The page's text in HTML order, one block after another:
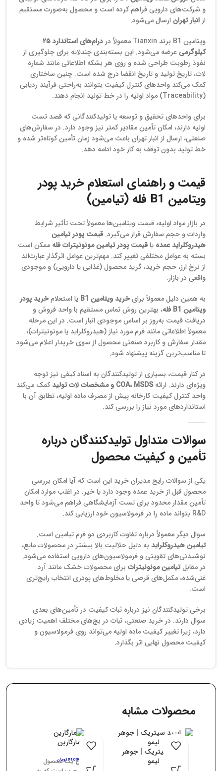
و شرکت‌های دارویی فراهم کرده است و محصول به‌صورت مستقیم
از انبار تهران ارسال می‌شود.
ویتامین B1 برند Tianxin معمولاً در
درام‌های استاندارد ۲۵
کیلوگرمیعرضه می‌شود. این بسته‌بندی چندلایه برای جلوگیری از
نفوذ رطوبت طراحی شده و روی هر بشکه اطلاعاتی مانند شماره
لات، تاریخ تولید و تاریخ انقضا درج شده است. چنین ساختاری
کمک می‌کند واحدهای کنترل کیفیت بتوانند به‌راحتی فرآیند ردیابی
(Traceability) مواد اولیه را در خط تولید انجام دهند.
برای واحدهای تحقیق و توسعه یا تولیدکنندگانی که قصد تست
اولیه دارند، امکان تأمین مقادیر کمتر نیز وجود دارد. در سفارش‌های
صنعتی، ارسال از انبار تهران باعث می‌شود زمان تأمین کوتاه‌تر شده و
خط تولید بدون توقف به کار خود ادامه دهد.
قیمت و راهنمای استعلام خرید پودر
ویتامین B1 فله (تیامین)
در بازار مواد اولیه، قیمت ویتامین‌ها معمولاً تحت تأثیر شرایط
واردات و حجم سفارش قرار می‌گیرد. قیمت پودر تیامین
هیدروکلراید عمده یاقیمت پودر تیامین مونونیترات فله ممکن است
بسته به عوامل مختلفی تغییر کند. مهم‌ترین عوامل اثرگذار عبارت‌اند
از نرخ ارز، حجم خرید، گرید محصول (غذایی یا دارویی) و موجودی
واقعی در بازار.
به همین دلیل معمولاً برایخرید ویتامین B1 یا استعلامخرید پودر
ویتامین B1 فله
، بهترین روش تماس مستقیم با واحد فروش و
دریافت قیمت به‌روز بر اساس موجودی انبار است. در این مرحله
معمولاً اطلاعاتی مانند فرم مورد نیاز (هیدروکلراید یا مونونیترات)،
مقدار سفارش و کاربرد صنعتی محصول از سوی خریدار اعلام می‌شود
تا مناسب‌ترین گزینه پیشنهاد شود.
در کنار قیمت، بسیاری از تولیدکنندگان به اسناد کیفی نیز توجه
ویژه‌ای دارند. ارائه COA، MSDS و مشخصات لات تولید
کمک می‌کند
واحد کنترل کیفیت کارخانه پیش از مصرف ماده اولیه، تطابق آن با
استانداردهای مورد نیاز را بررسی کند.
سوالات متداول تولیدکنندگان درباره
تأمین و کیفیت محصول
یکی از سوالات رایج مدیران خرید این است که آیا امکان بررسی
محصول قبل از خرید عمده وجود دارد یا خیر. در اغلب موارد امکان
تأمین مقدار محدود برای تست آزمایشگاهی فراهم می‌شود تا واحد
R&D بتواند ماده را در فرمولاسیون خود ارزیابی کند.
سوال دیگر معمولاً درباره تفاوت کاربردی دو فرم تیامین است.
تیامین هیدروکلراید به دلیل حلالیت بالا بیشتر در محصولات مایع،
نوشیدنی‌های تقویتی و فرمولاسیون‌های دارویی استفاده می‌شود.
در مقابلتیامین مونونیترات برای محصولات خشک مانند آرد
غنی‌شده، مکمل‌های قرصی یا مخلوط‌های پودری انتخاب رایج‌تری
است.
برخی تولیدکنندگان نیز درباره ثبات کیفیت در تأمین‌های بعدی
سوال دارند. در خرید صنعتی، ثبات در بچ‌های مختلف اهمیت زیادی
دارد، زیرا تغییر کیفیت ماده اولیه می‌تواند روی فرمولاسیون و
کیفیت محصول نهایی اثر بگذارد.
محصولات مشابه
اسید سیتریک | جوهر
لیمو
مارگارین
91,000 تومان مارگارینیک محصول